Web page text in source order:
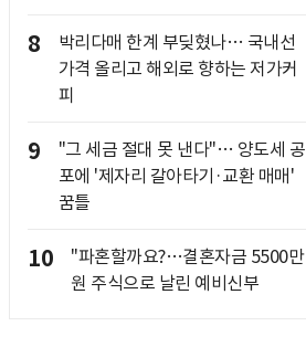
8
박리다매 한계 부딪혔나… 국내선
가격 올리고 해외로 향하는 저가커
피
9
"그 세금 절대 못 낸다"… 양도세 공
포에 '제자리 갈아타기·교환 매매'
꿈틀
10
"파혼할까요?…결혼자금 5500만
원 주식으로 날린 예비신부